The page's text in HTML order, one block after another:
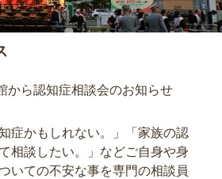
から認知症相談会のお知らせ
症かもしれない。」「家族の認
相談したい。」などご自身や身
いての不安な事を専門の相談員